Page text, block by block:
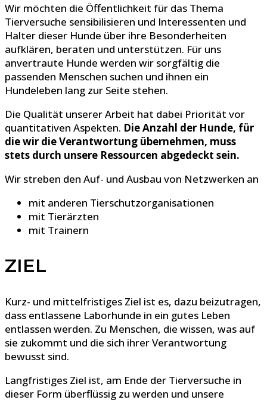
Wir möchten die Öffentlichkeit für das Thema
Tierversuche sensibilisieren und Interessenten und
Halter dieser Hunde über ihre Besonderheiten
aufklären, beraten und unterstützen. Für uns
anvertraute Hunde werden wir sorgfältig die
passenden Menschen suchen und ihnen ein
Hundeleben lang zur Seite stehen.
Die Qualität unserer Arbeit hat dabei Priorität vor
quantitativen Aspekten. Die Anzahl der Hunde, für
die wir die Verantwortung übernehmen, muss
stets durch unsere Ressourcen abgedeckt sein.
Wir streben den Auf- und Ausbau von Netzwerken an
mit anderen Tierschutzorganisationen
mit Tierärzten
mit Trainern
ZIEL
Kurz- und mittelfristiges Ziel ist es, dazu beizutragen,
dass entlassene Laborhunde in ein gutes Leben
entlassen werden. Zu Menschen, die wissen, was auf
sie zukommt und die sich ihrer Verantwortung
bewusst sind.
Langfristiges Ziel ist, am Ende der Tierversuche in
dieser Form überflüssig zu werden und unsere